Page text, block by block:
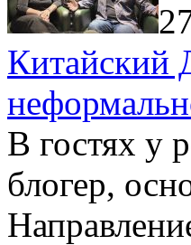
Китайский
В гостях у
блогер,